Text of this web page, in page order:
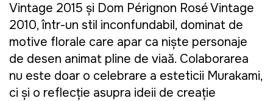
Vintage 2015 și Dom Pérignon Rosé Vintage
2010, într-un stil inconfundabil, dominat de
motive florale care apar ca niște personaje
de desen animat pline de viață. Colaborarea
nu este doar o celebrare a esteticii Murakami,
ci și o reflecție asupra ideii de creație